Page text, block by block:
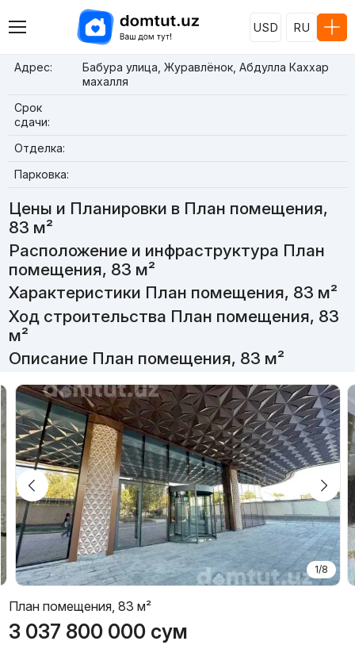
USD RU
Адрес:
Бабура улица, Журавлёнок, Абдулла Каххар
махалля
Срок
сдачи:
Отделка:
Парковка:
Цены и Планировки в План помещения,
83 м²
Расположение и инфраструктура План
помещения, 83 м²
Характеристики План помещения, 83 м²
Ход строительства План помещения, 83
м²
Описание План помещения, 83 м²
1/8
План помещения, 83 м²
3 037 800 000 сум